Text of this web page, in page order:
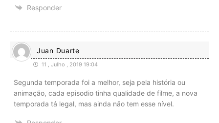
Responder
Juan Duarte
11 , Julho , 2019 19:04
Segunda temporada foi a melhor, seja pela história ou
animação, cada episodio tinha qualidade de filme, a nova
temporada tá legal, mas ainda não tem esse nível.